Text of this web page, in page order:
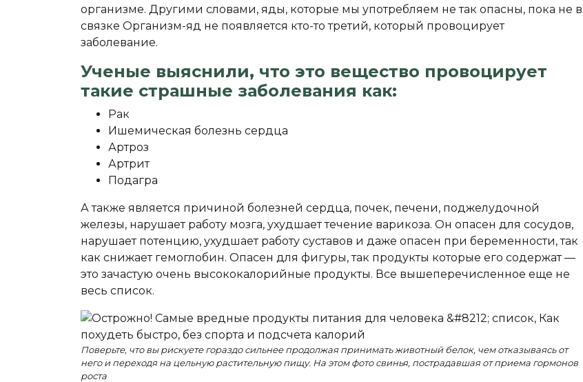
организме. Другими словами, яды, которые мы употребляем не так опасны, пока не в
связке Организм-яд не появляется кто-то третий, который провоцирует
заболевание.
Ученые выяснили, что это вещество провоцирует
такие страшные заболевания как:
Рак
Ишемическая болезнь сердца
Артроз
Артрит
Подагра
А также является причиной болезней сердца, почек, печени, поджелудочной
железы, нарушает работу мозга, ухудшает течение варикоза. Он опасен для сосудов,
нарушает потенцию, ухудшает работу суставов и даже опасен при беременности, так
как снижает гемоглобин. Опасен для фигуры, так продукты которые его содержат —
это зачастую очень высококалорийные продукты. Все вышеперечисленное еще не
весь список.
Поверьте, что вы рискуете гораздо сильнее продолжая принимать животный белок, чем отказываясь от
него и переходя на цельную растительную пищу. На этом фото свинья, пострадавшая от приема гормонов
роста